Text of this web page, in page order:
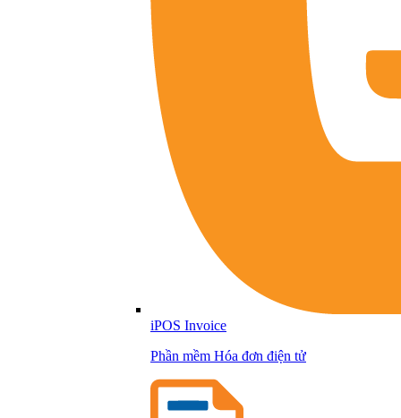
iPOS Invoice
Phần mềm Hóa đơn điện tử